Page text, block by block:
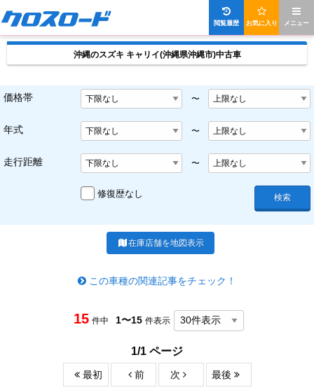
メニュー
お気に入り
閲覧履歴
沖縄のスズキ キャリイ(沖縄県沖縄市)中古車
価格帯 〜
年式 〜
走行距離 〜
修復歴なし 検索
在庫店舗を地図表示
この車種の関連記事をチェック！
15 件中 1〜15 件表示
1/1 ページ
最初 前 次 最後